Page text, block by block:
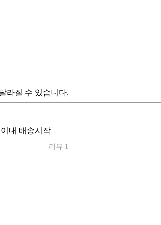
라질 수 있습니다.
내 배송시작
리뷰 1